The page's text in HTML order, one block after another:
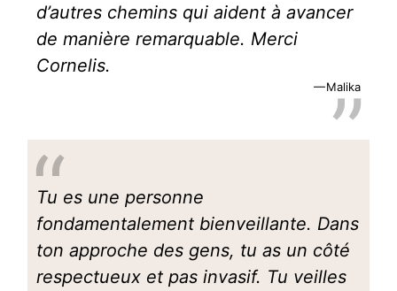
d’autres chemins qui aident à avancer
de manière remarquable. Merci
Cornelis.
Malika
Tu es une personne
fondamentalement bienveillante. Dans
ton approche des gens, tu as un côté
respectueux et pas invasif. Tu veilles